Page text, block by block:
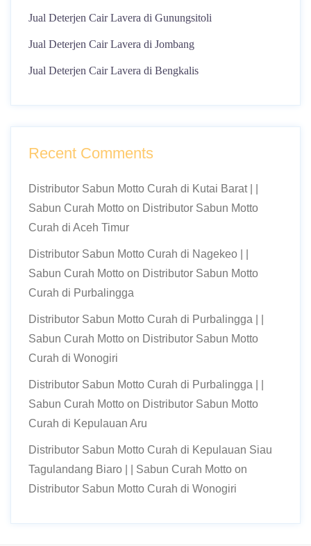
Jual Deterjen Cair Lavera di Gunungsitoli
Jual Deterjen Cair Lavera di Jombang
Jual Deterjen Cair Lavera di Bengkalis
Recent Comments
Distributor Sabun Motto Curah di Kutai Barat | |
Sabun Curah Motto on Distributor Sabun Motto
Curah di Aceh Timur
Distributor Sabun Motto Curah di Nagekeo | |
Sabun Curah Motto on Distributor Sabun Motto
Curah di Purbalingga
Distributor Sabun Motto Curah di Purbalingga | |
Sabun Curah Motto on Distributor Sabun Motto
Curah di Wonogiri
Distributor Sabun Motto Curah di Purbalingga | |
Sabun Curah Motto on Distributor Sabun Motto
Curah di Kepulauan Aru
Distributor Sabun Motto Curah di Kepulauan Siau
Tagulandang Biaro | | Sabun Curah Motto on
Distributor Sabun Motto Curah di Wonogiri